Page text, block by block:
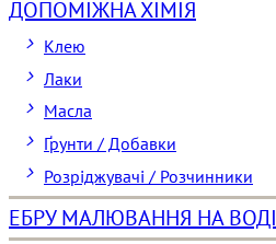
ДОПОМІЖНА ХІМІЯ
Клею
Лаки
Масла
Ґрунти / Добавки
Розріджувачі / Розчинники
ЕБРУ МАЛЮВАННЯ НА ВОДІ